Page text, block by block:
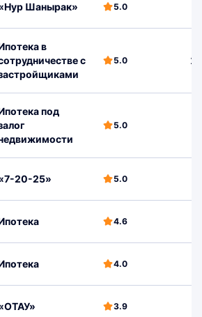
Шанырак» 5.0
в
с
5.0 2
под
5.0
20-25» 5.0
4.6
4.0
3.9